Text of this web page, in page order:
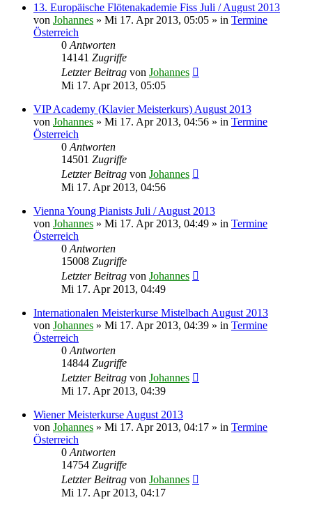
13. Europäische Flötenakademie Fiss Juli / August 2013
von Johannes » Mi 17. Apr 2013, 05:05 » in Termine
Österreich
0 Antworten
14141 Zugriffe
Letzter Beitrag von Johannes
Mi 17. Apr 2013, 05:05
VIP Academy (Klavier Meisterkurs) August 2013
von Johannes » Mi 17. Apr 2013, 04:56 » in Termine
Österreich
0 Antworten
14501 Zugriffe
Letzter Beitrag von Johannes
Mi 17. Apr 2013, 04:56
Vienna Young Pianists Juli / August 2013
von Johannes » Mi 17. Apr 2013, 04:49 » in Termine
Österreich
0 Antworten
15008 Zugriffe
Letzter Beitrag von Johannes
Mi 17. Apr 2013, 04:49
Internationalen Meisterkurse Mistelbach August 2013
von Johannes » Mi 17. Apr 2013, 04:39 » in Termine
Österreich
0 Antworten
14844 Zugriffe
Letzter Beitrag von Johannes
Mi 17. Apr 2013, 04:39
Wiener Meisterkurse August 2013
von Johannes » Mi 17. Apr 2013, 04:17 » in Termine
Österreich
0 Antworten
14754 Zugriffe
Letzter Beitrag von Johannes
Mi 17. Apr 2013, 04:17